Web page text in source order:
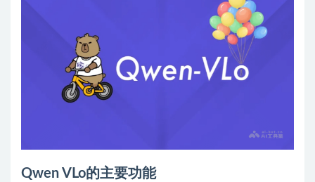
Qwen VLo的主要功能